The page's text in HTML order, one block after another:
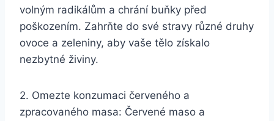
volným radikálům a chrání buňky před
poškozením. Zahrňte do své stravy různé druhy
ovoce a zeleniny, aby vaše tělo získalo
nezbytné živiny.
2. Omezte konzumaci červeného a
zpracovaného masa: Červené maso a